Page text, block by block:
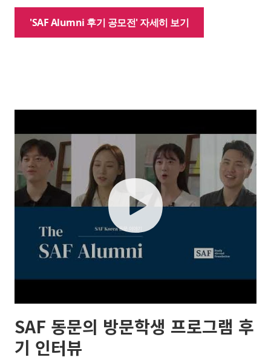
'SAF Alumni 후기 공모전' 자세히 보기
play
SAF 동문의 방문학생 프로그램 후
기 인터뷰